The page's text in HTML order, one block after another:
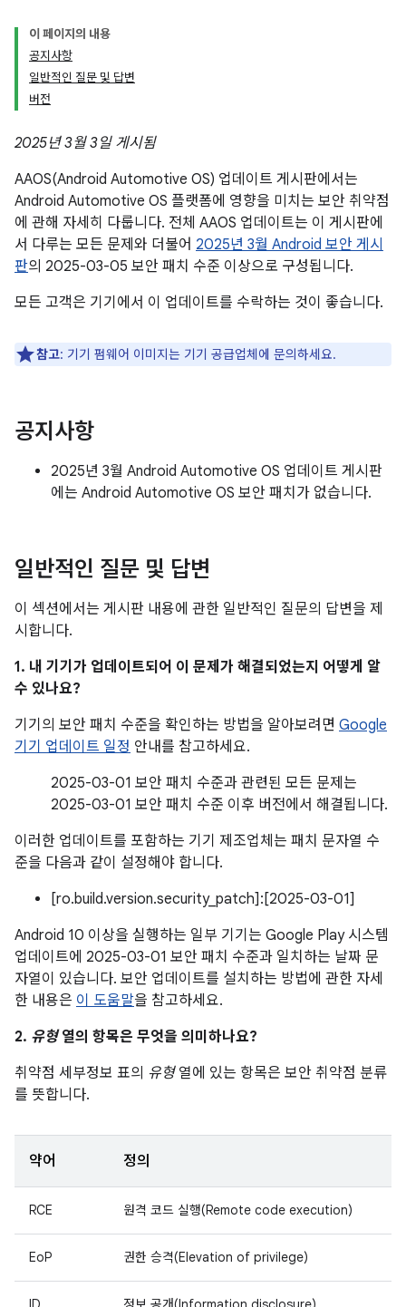
이 페이지의 내용
공지사항
일반적인 질문 및 답변
버전
2025년 3월 3일 게시됨
AAOS(Android Automotive OS) 업데이트 게시판에서는
Android Automotive OS 플랫폼에 영향을 미치는 보안 취약점
에 관해 자세히 다룹니다. 전체 AAOS 업데이트는 이 게시판에
서 다루는 모든 문제와 더불어 2025년 3월 Android 보안 게시
판의 2025-03-05 보안 패치 수준 이상으로 구성됩니다.
모든 고객은 기기에서 이 업데이트를 수락하는 것이 좋습니다.
참고: 기기 펌웨어 이미지는 기기 공급업체에 문의하세요.
공지사항
2025년 3월 Android Automotive OS 업데이트 게시판
에는 Android Automotive OS 보안 패치가 없습니다.
일반적인 질문 및 답변
이 섹션에서는 게시판 내용에 관한 일반적인 질문의 답변을 제
시합니다.
1. 내 기기가 업데이트되어 이 문제가 해결되었는지 어떻게 알
수 있나요?
기기의 보안 패치 수준을 확인하는 방법을 알아보려면 Google
기기 업데이트 일정 안내를 참고하세요.
2025-03-01 보안 패치 수준과 관련된 모든 문제는
2025-03-01 보안 패치 수준 이후 버전에서 해결됩니다.
이러한 업데이트를 포함하는 기기 제조업체는 패치 문자열 수
준을 다음과 같이 설정해야 합니다.
[ro.build.version.security_patch]:[2025-03-01]
Android 10 이상을 실행하는 일부 기기는 Google Play 시스템
업데이트에 2025-03-01 보안 패치 수준과 일치하는 날짜 문
자열이 있습니다. 보안 업데이트를 설치하는 방법에 관한 자세
한 내용은 이 도움말을 참고하세요.
2. 유형열의 항목은 무엇을 의미하나요?
취약점 세부정보 표의 유형열에 있는 항목은 보안 취약점 분류
를 뜻합니다.
약어 정의
RCE 원격 코드 실행(Remote code execution)
EoP 권한 승격(Elevation of privilege)